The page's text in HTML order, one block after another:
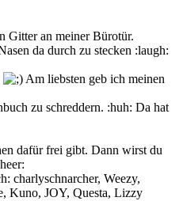
Gitter an meiner Bürotür.
da durch zu stecken :laugh:
Am liebsten geb ich meinen
zu schreddern. :huh: Da hat
dafür frei gibt. Dann wirst du
charlyschnarcher, Weezy,
, Kuno, JOY, Questa, Lizzy